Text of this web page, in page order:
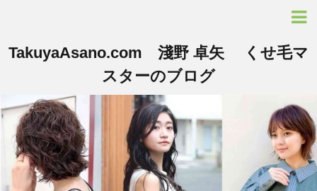
TakuyaAsano.com 淺野 卓矢 くせ毛マ
スターのブログ